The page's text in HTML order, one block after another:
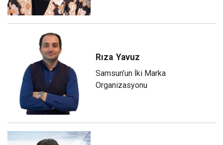
Rıza Yavuz
Samsun’un İki Marka
Organizasyonu